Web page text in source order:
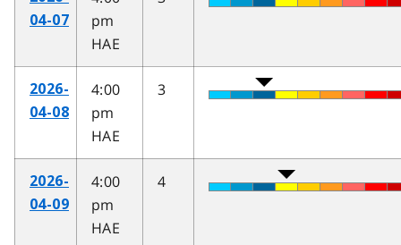
04-07
pm
HAE
2026-
04-08
4:00
pm
HAE
3
2026-
04-09
4:00
pm
HAE
4